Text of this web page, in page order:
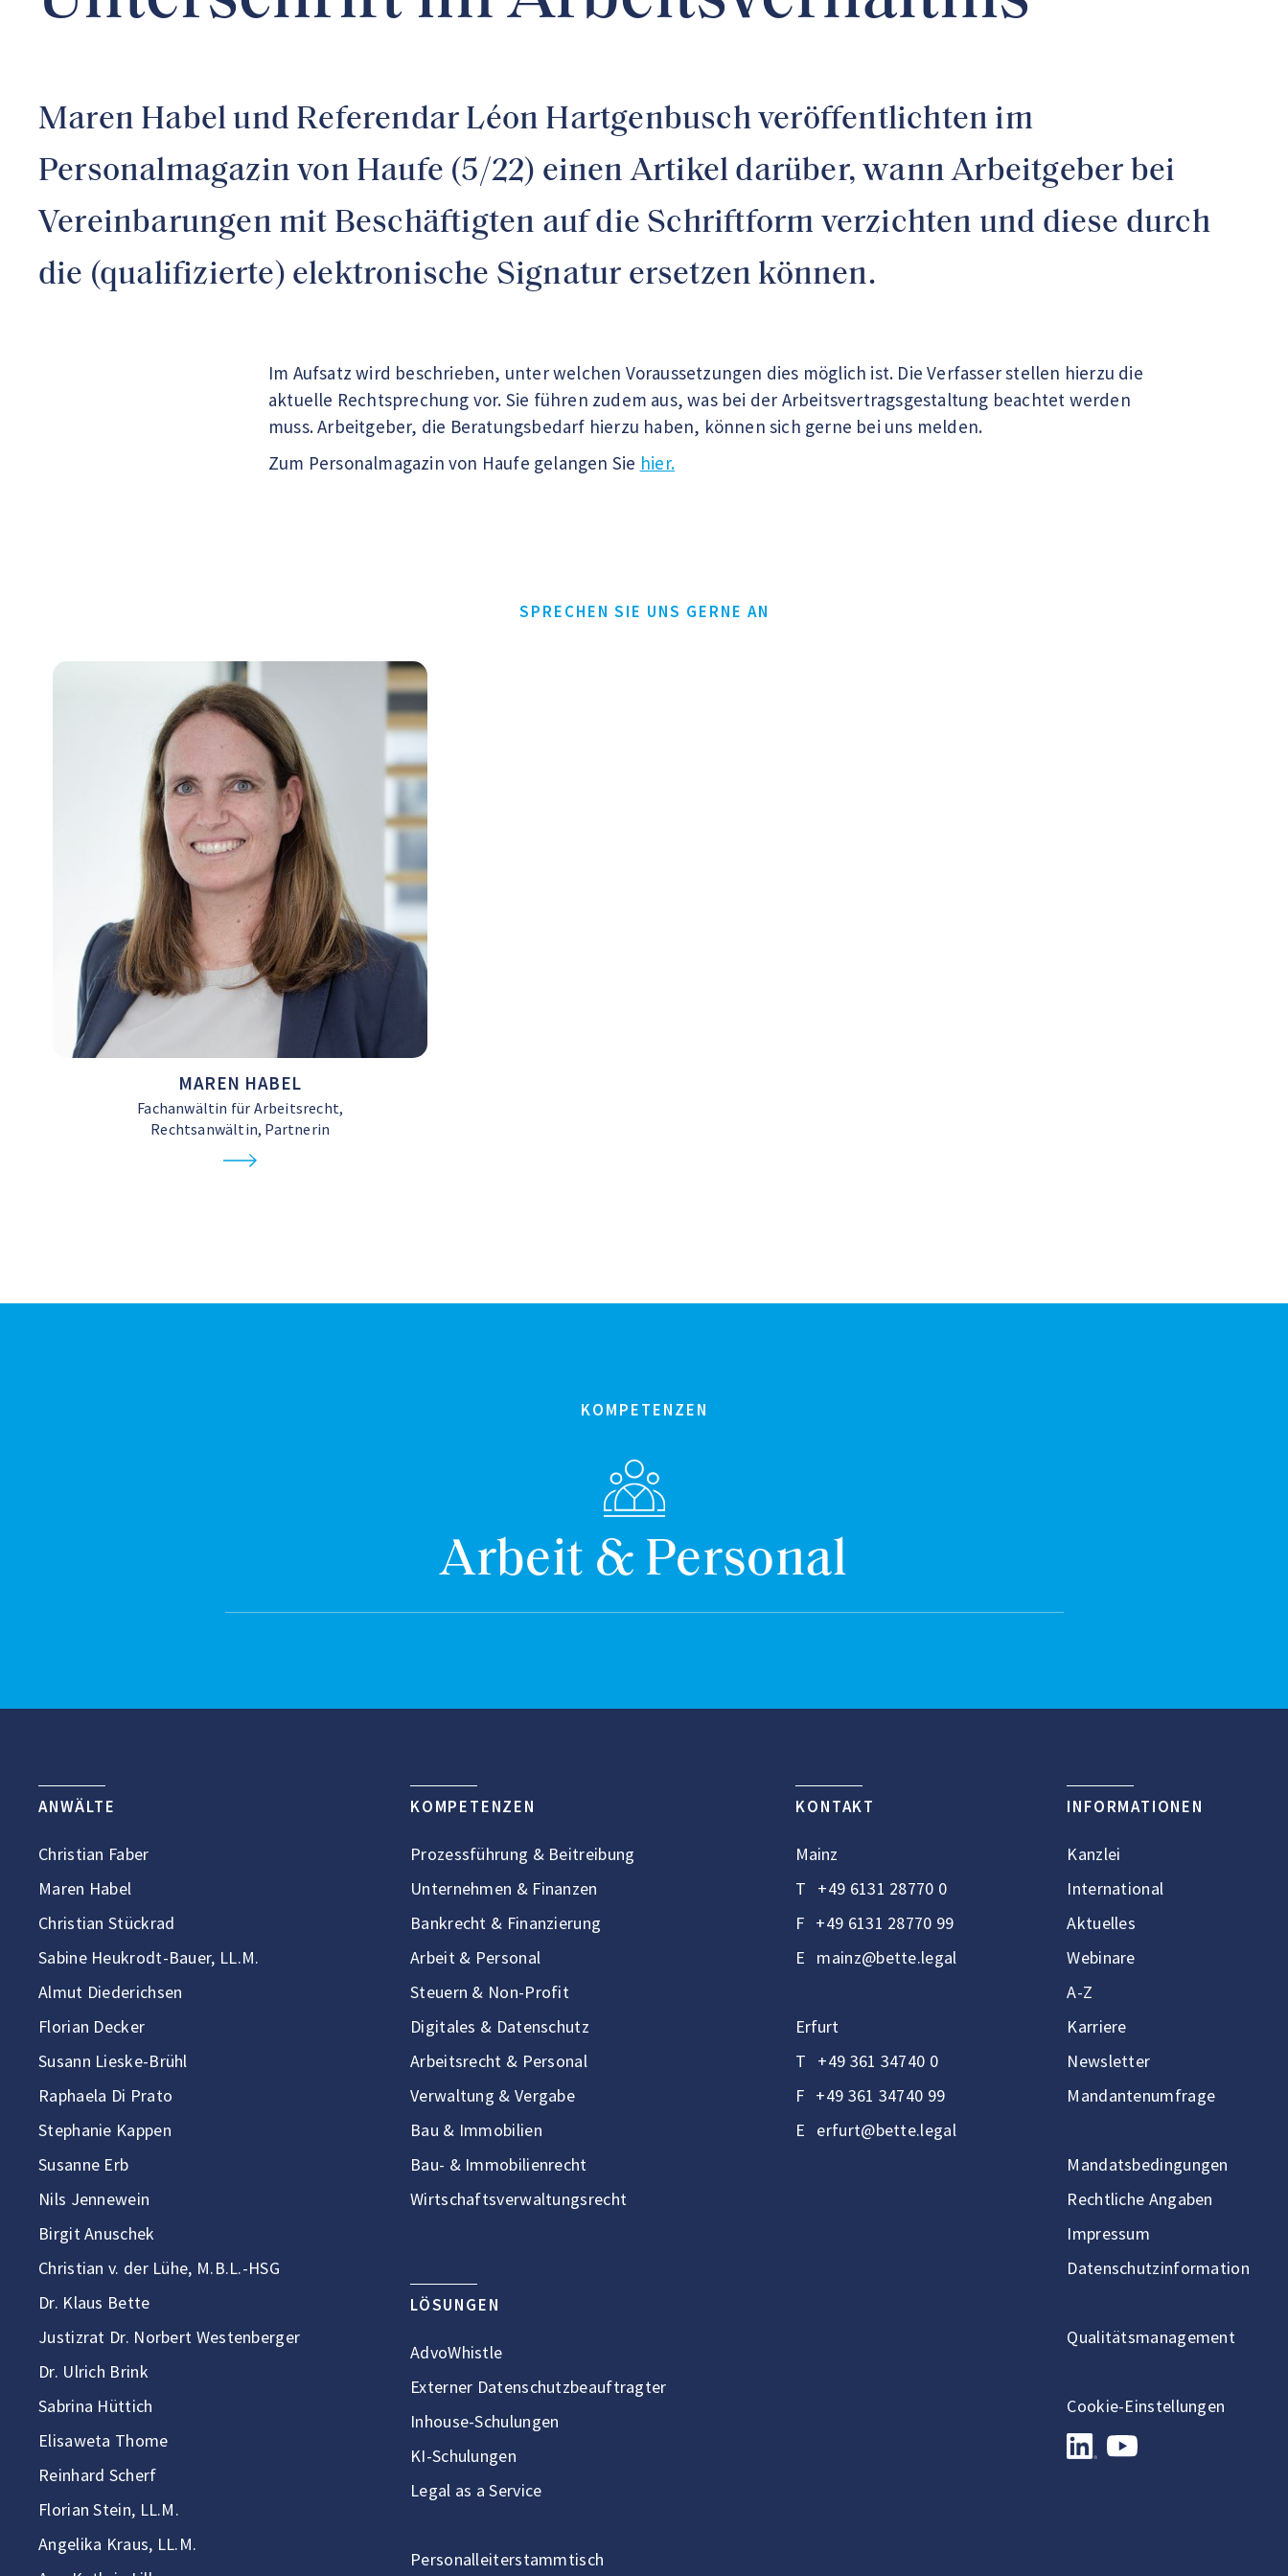
Maren Habel und Referendar Léon Hartgenbusch veröffentlichten im
Personalmagazin von Haufe (5/22) einen Artikel darüber, wann Arbeitgeber bei
Vereinbarungen mit Beschäftigten auf die Schriftform verzichten und diese durch
die (qualifizierte) elektronische Signatur ersetzen können.
Im Aufsatz wird beschrieben, unter welchen Voraussetzungen dies möglich ist. Die Verfasser stellen hierzu die
aktuelle Rechtsprechung vor. Sie führen zudem aus, was bei der Arbeitsvertragsgestaltung beachtet werden
muss. Arbeitgeber, die Beratungsbedarf hierzu haben, können sich gerne bei uns melden.
Zum Personalmagazin von Haufe gelangen Sie hier.
SPRECHEN SIE UNS GERNE AN
MAREN HABEL
Fachanwältin für Arbeitsrecht,
Rechtsanwältin, Partnerin
KOMPETENZEN
Arbeit & Personal
ANWÄLTE
Christian Faber
Maren Habel
Christian Stückrad
Sabine Heukrodt-Bauer, LL.M.
Almut Diederichsen
Florian Decker
Susann Lieske-Brühl
Raphaela Di Prato
Stephanie Kappen
Susanne Erb
Nils Jennewein
Birgit Anuschek
Christian v. der Lühe, M.B.L.-HSG
Dr. Klaus Bette
Justizrat Dr. Norbert Westenberger
Dr. Ulrich Brink
Sabrina Hüttich
Elisaweta Thome
Reinhard Scherf
Florian Stein, LL.M.
Angelika Kraus, LL.M.
KOMPETENZEN
Prozessführung & Beitreibung
Unternehmen & Finanzen
Bankrecht & Finanzierung
Arbeit & Personal
Steuern & Non-Profit
Digitales & Datenschutz
Arbeitsrecht & Personal
Verwaltung & Vergabe
Bau & Immobilien
Bau- & Immobilienrecht
Wirtschaftsverwaltungsrecht
LÖSUNGEN
AdvoWhistle
Externer Datenschutzbeauftragter
Inhouse-Schulungen
KI-Schulungen
Legal as a Service
Personalleiterstammtisch
KONTAKT
Mainz
T +49 6131 28770 0
F +49 6131 28770 99
E mainz@bette.legal
Erfurt
T +49 361 34740 0
F +49 361 34740 99
E erfurt@bette.legal
INFORMATIONEN
Kanzlei
International
Aktuelles
Webinare
A-Z
Karriere
Newsletter
Mandantenumfrage
Mandatsbedingungen
Rechtliche Angaben
Impressum
Datenschutzinformation
Qualitätsmanagement
Cookie-Einstellungen